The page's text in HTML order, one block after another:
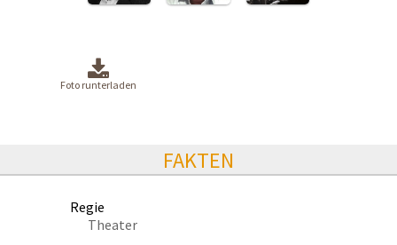
Foto runterladen
FAKTEN
Regie
Theater